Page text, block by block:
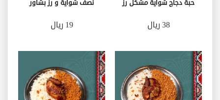
حبة دجاج شواية مشكل رز
38 ريال
نصف شواية و رز بشاور
19 ريال